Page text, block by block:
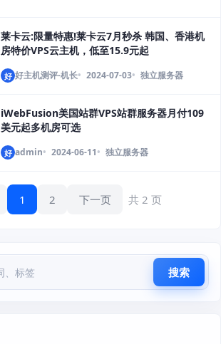
莱卡云:限量特惠!莱卡云7月秒杀 韩国、香港机
房特价VPS云主机，低至15.9元起
好 好主机测评-机长 2024-07-03 独立服务器
iWebFusion美国站群VPS站群服务器月付109
美元起多机房可选
好 admin 2024-06-11 独立服务器
1 2 下一页 共 2 页
搜索